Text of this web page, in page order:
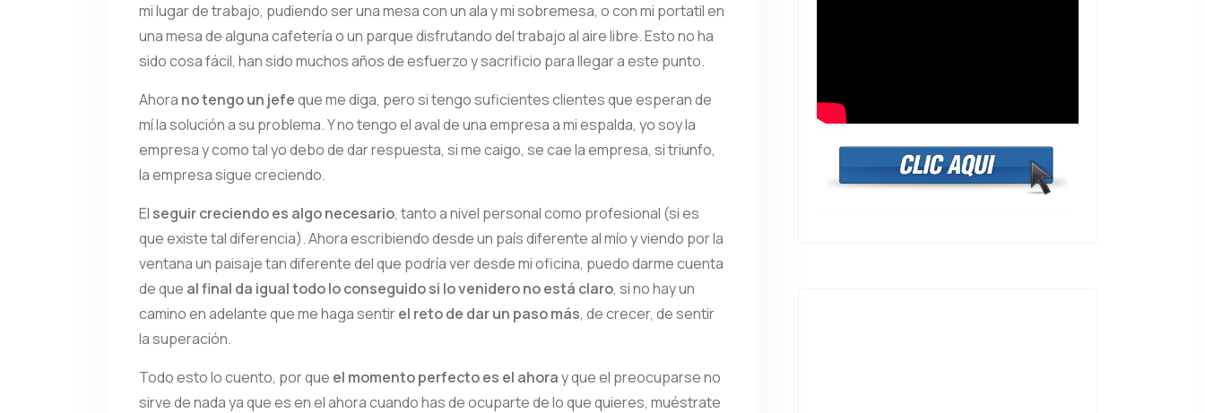
mi lugar de trabajo, pudiendo ser una mesa con un ala y mi sobremesa, o con mi portatil en
una mesa de alguna cafetería o un parque disfrutando del trabajo al aire libre. Esto no ha
sido cosa fácil, han sido muchos años de esfuerzo y sacrificio para llegar a este punto.
Ahora no tengo un jefeque me diga, pero si tengo suficientes clientes que esperan de
mí la solución a su problema. Y no tengo el aval de una empresa a mi espalda, yo soy la
empresa y como tal yo debo de dar respuesta, si me caigo, se cae la empresa, si triunfo,
la empresa sigue creciendo.
El seguir creciendo es algo necesario, tanto a nivel personal como profesional (si es
que existe tal diferencia). Ahora escribiendo desde un país diferente al mío y viendo por la
ventana un paisaje tan diferente del que podría ver desde mi oficina, puedo darme cuenta
de que al final da igual todo lo conseguido si lo venidero no está claro, si no hay un
camino en adelante que me haga sentirel reto de dar un paso más, de crecer, de sentir
la superación.
Todo esto lo cuento, por que el momento perfecto es el ahoray que el preocuparse no
sirve de nada ya que es en el ahora cuando has de ocuparte de lo que quieres, muéstrate